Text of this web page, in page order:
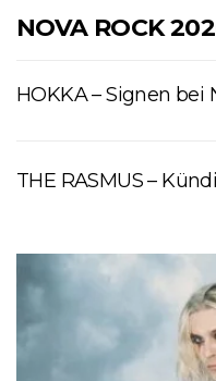
NOVA ROCK
HOKKA – Signen bei
THE RASMUS –